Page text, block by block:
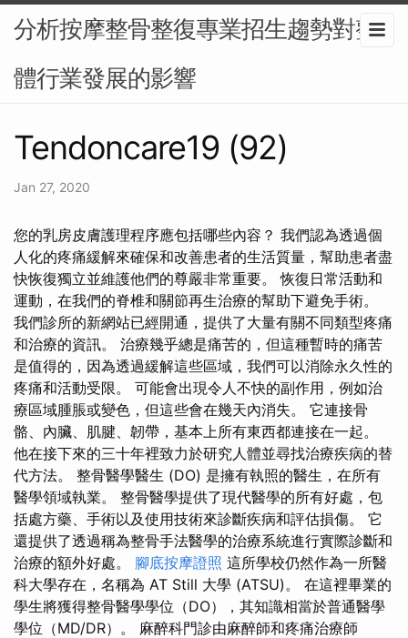
分析按摩整骨整復專業招生趨勢對整
體行業發展的影響
Tendoncare19 (92)
Jan 27, 2020
您的乳房皮膚護理程序應包括哪些內容？ 我們認為透過個
人化的疼痛緩解來確保和改善患者的生活質量，幫助患者盡
快恢復獨立並維護他們的尊嚴非常重要。 恢復日常活動和
運動，在我們的脊椎和關節再生治療的幫助下避免手術。
我們診所的新網站已經開通，提供了大量有關不同類型疼痛
和治療的資訊。 治療幾乎總是痛苦的，但這種暫時的痛苦
是值得的，因為透過緩解這些區域，我們可以消除永久性的
疼痛和活動受限。 可能會出現令人不快的副作用，例如治
療區域腫脹或變色，但這些會在幾天內消失。 它連接骨
骼、內臟、肌腱、韌帶，基本上所有東西都連接在一起。
他在接下來的三十年裡致力於研究人體並尋找治療疾病的替
代方法。 整骨醫學醫生 (DO) 是擁有執照的醫生，在所有
醫學領域執業。 整骨醫學提供了現代醫學的所有好處，包
括處方藥、手術以及使用技術來診斷疾病和評估損傷。 它
還提供了透過稱為整骨手法醫學的治療系統進行實際診斷和
治療的額外好處。 腳底按摩證照 這所學校仍然作為一所醫
科大學存在，名稱為 AT Still 大學 (ATSU)。 在這裡畢業的
學生將獲得整骨醫學學位（DO），其知識相當於普通醫學
學位（MD/DR）。 麻醉科門診由麻醉師和疼痛治療師